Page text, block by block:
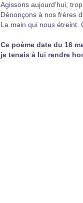
Agissons aujourd’hui,
Dénonçons à nos frères
La main qui nous étreint.
Ce poème date du 16
je tenais à lui rendre